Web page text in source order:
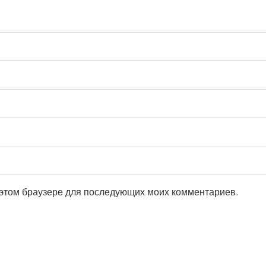
браузере для последующих моих комментариев.